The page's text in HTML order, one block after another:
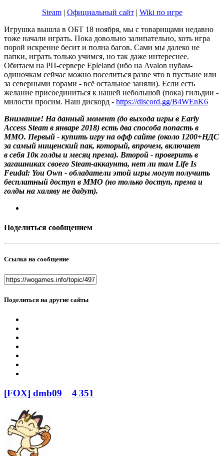
Steam| Официальный сайт| Wiki по игре
Игрушка вышла в ОБТ 18 ноября, мы с товарищами недавно
тоже начали играть. Пока довольно залипательно, хоть игра
порой искренне бесит и полна багов. Сами мы далеко не
папки, играть только учимся, но так даже интереснее.
Обитаем на РП-сервере Epleland (ибо на Avalon нубам-
одиночкам сейчас можно поселиться разве что в пустыне или
за северными горами - всё остальное заняли). Если есть
желание присоединиться к нашей небольшой (пока) гильдии -
милости просим. Наш дискорд - https://discord.gg/B4WEnK6
Внимание! На данный момент (до выхода игры в Early
Access Steam в январе 2018) есть два способа попасть в
ММО. Первый - купить игру на офф сайте (около 1200+НДС
за самый нищенский пак, который, впрочем, включает
в себя 10к голды и месяц према). Второй - проверить в
загашниках своего Steam-аккаунта, нет ли там Life Is
Feudal: You Own - обладатели этой игры могут получить
бесплатный доступ в ММО (но только доступ, према и
голды на халяву не дадут).
Поделиться сообщением
Ссылка на сообщение
Поделиться на другие сайты
[FOX] dmb09 4 351